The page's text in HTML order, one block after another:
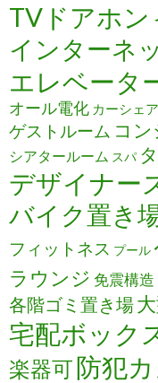
TVドアホン
インターネ
エレベータ
オール電化 カーシェ
ゲストルーム コン
シアタールーム スパ
デザイナー
バイク置き
フィットネス プール
ラウンジ 免震構造
各階ゴミ置き場
宅配ボック
楽器可防犯